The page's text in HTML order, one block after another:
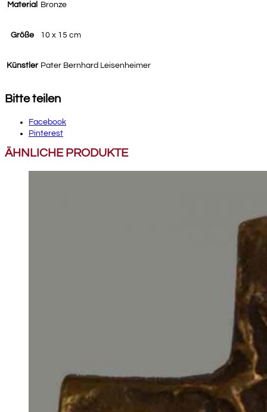
Material Bronze
Größe 10 x 15 cm
Künstler Pater Bernhard Leisenheimer
Bitte teilen
Facebook
Pinterest
ÄHNLICHE PRODUKTE